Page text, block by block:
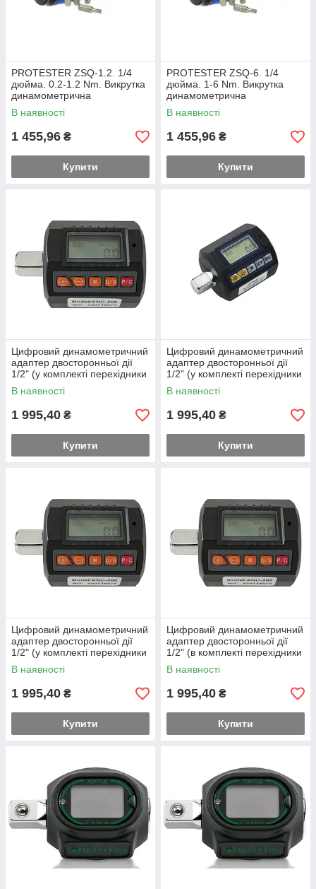
PROTESTER ZSQ-1.2. 1/4
дюйма. 0.2-1.2 Nm. Викрутка
динамометрична
В наявності
1 455,96 ₴
Купити
PROTESTER ZSQ-6. 1/4
дюйма. 1-6 Nm. Викрутка
динамометрична
В наявності
1 455,96 ₴
Купити
Цифровий динамометричний
адаптер двосторонньої дії
1/2" (у комплекті перехідники
на 3/8" та 1/4") 20-200Nm
PROTESTER ANC-200
В наявності
1 995,40 ₴
Купити
Цифровий динамометричний
адаптер двосторонньої дії
1/2" (у комплекті перехідники
на 3/8" та 1/4") 3-30Nm
PROTESTER ANC-30
В наявності
1 995,40 ₴
Купити
Цифровий динамометричний
адаптер двосторонньої дії
1/2" (у комплекті перехідники
на 3/8" та 1/4") 13,5-135Nm
PROTESTER ANC-135
В наявності
1 995,40 ₴
Купити
Цифровий динамометричний
адаптер двосторонньої дії
1/2" (в комплекті перехідники
на 3/8" і 1/4") 10.2-340 Н·м
PROTESTER
В наявності
1 995,40 ₴
Купити